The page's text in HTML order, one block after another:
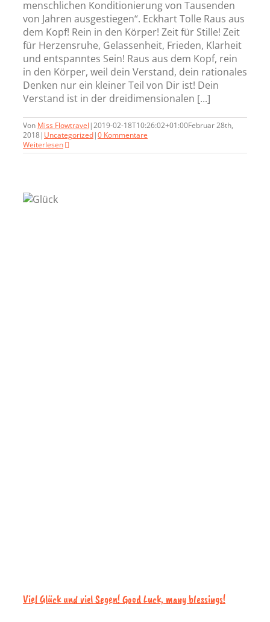
menschlichen Konditionierung von Tausenden
von Jahren ausgestiegen“. Eckhart Tolle Raus aus
dem Kopf! Rein in den Körper! Zeit für Stille! Zeit
für Herzensruhe, Gelassenheit, Frieden, Klarheit
und entspanntes Sein! Raus aus dem Kopf, rein
in den Körper, weil dein Verstand, dein rationales
Denken nur ein kleiner Teil von Dir ist! Dein
Verstand ist in der dreidimensionalen [...]
Von Miss Flowtravel |2019-02-18T10:26:02+01:00Februar 28th,
2018| Uncategorized|0 Kommentare
Weiterlesen
Viel Glück und viel Segen! Good Luck, many blessings!